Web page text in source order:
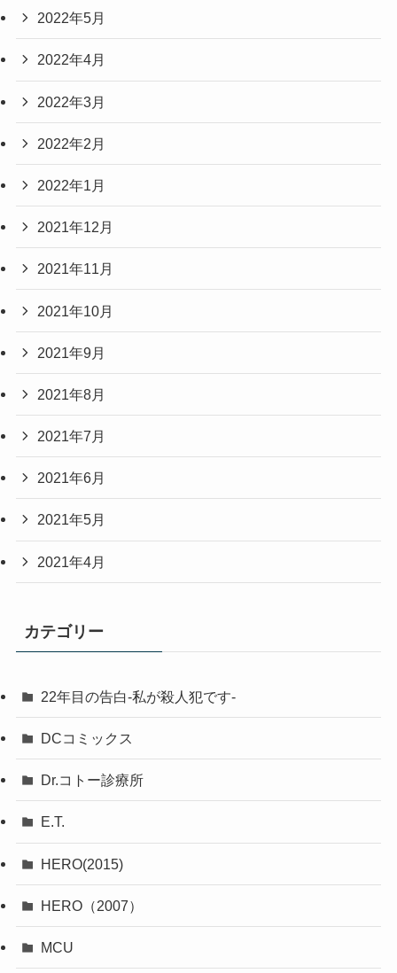
2022年5月
2022年4月
2022年3月
2022年2月
2022年1月
2021年12月
2021年11月
2021年10月
2021年9月
2021年8月
2021年7月
2021年6月
2021年5月
2021年4月
カテゴリー
22年目の告白-私が殺人犯です-
DCコミックス
Dr.コトー診療所
E.T.
HERO(2015)
HERO（2007）
MCU